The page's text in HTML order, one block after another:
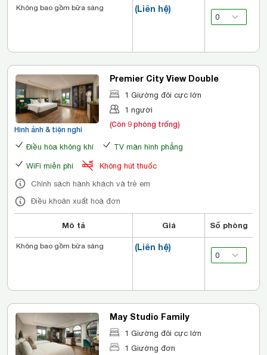
(Liên hệ)
Không bao gồm bữa sáng
Hình ảnh & tiện nghi
Premier City View Double
1 Giường đôi cực lớn
1 người
(Còn 9 phòng trống)
Điều hòa không khí TV màn hình phẳng
WiFi miễn phí
Không hút thuốc
Chính sách hành khách và trẻ em
Điều khoản xuất hoá đơn
Mô tả Giá Số phòng
(Liên hệ)
Không bao gồm bữa sáng
May Studio Family
1 Giường đôi cực lớn
1 Giường đơn